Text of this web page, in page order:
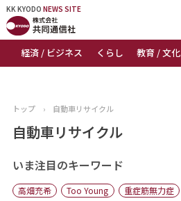
KK KYODO NEWS SITE
経済 / ビジネス くらし 教育 / 文化
KK KYODONEWS SITE
トップページ
ニュース
おすすめコンテンツ
トップ › 自動車リサイクル
自動車リサイクル
いま注目のキーワード
高畑充希 Too Young 重症筋無力症